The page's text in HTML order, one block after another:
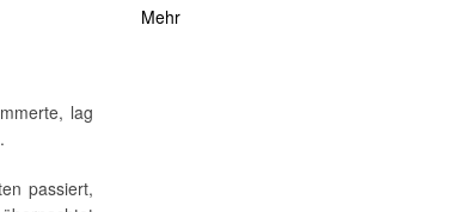
lag
passiert,
Mehr